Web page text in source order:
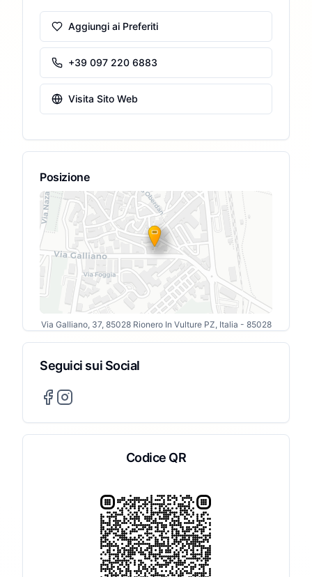
Aggiungi ai Preferiti
+39 097 220 6883
Visita Sito Web
Posizione
Via Galliano, 37, 85028 Rionero In Vulture PZ, Italia - 85028
Seguici sui Social
Codice QR